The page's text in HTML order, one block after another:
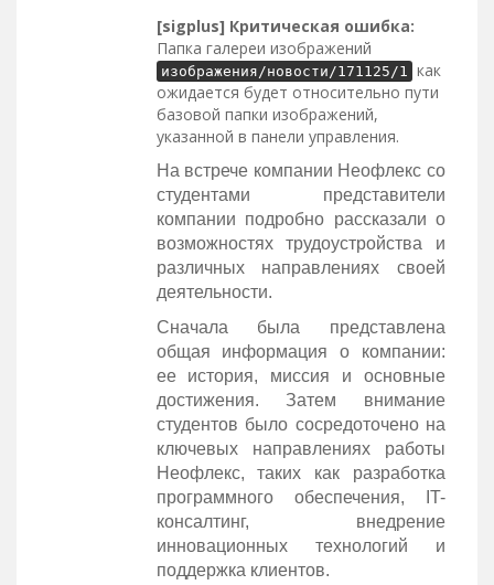
[sigplus] Критическая ошибка:
Папка галереи изображений
изображения/новости/171125/1 как
ожидается будет относительно пути
базовой папки изображений,
указанной в панели управления.
На встрече компании Неофлекс со
студентами представители
компании подробно рассказали о
возможностях трудоустройства и
различных направлениях своей
деятельности.
Сначала была представлена
общая информация о компании:
ее история, миссия и основные
достижения. Затем внимание
студентов было сосредоточено на
ключевых направлениях работы
Неофлекс, таких как разработка
программного обеспечения, IT-
консалтинг, внедрение
инновационных технологий и
поддержка клиентов.